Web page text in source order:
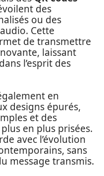
des
ou des
Cette
de transmettre
laissant
l’esprit des
en
designs épurés,
et des
en plus prisées.
avec l’évolution
sans
message transmis.